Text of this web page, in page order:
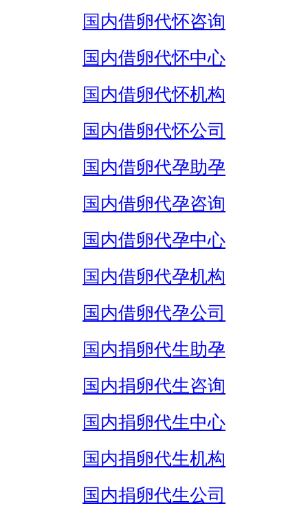
国内借卵代怀咨询
国内借卵代怀中心
国内借卵代怀机构
国内借卵代怀公司
国内借卵代孕助孕
国内借卵代孕咨询
国内借卵代孕中心
国内借卵代孕机构
国内借卵代孕公司
国内捐卵代生助孕
国内捐卵代生咨询
国内捐卵代生中心
国内捐卵代生机构
国内捐卵代生公司